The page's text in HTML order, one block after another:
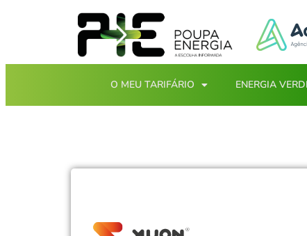
O MEU TARIFÁRIO ENERGIA